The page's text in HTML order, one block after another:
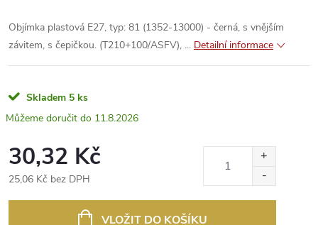
Objímka plastová E27, typ: 81 (1352-13000) - černá, s vnějším
závitem, s čepičkou. (T210+100/ASFV), ... Detailní informace
Skladem 5 ks
11.8.2026
30,32 Kč
25,06 Kč bez DPH
VLOŽIT DO KOŠÍKU